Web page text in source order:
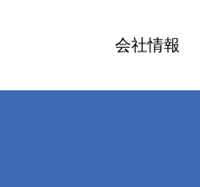
会社情報